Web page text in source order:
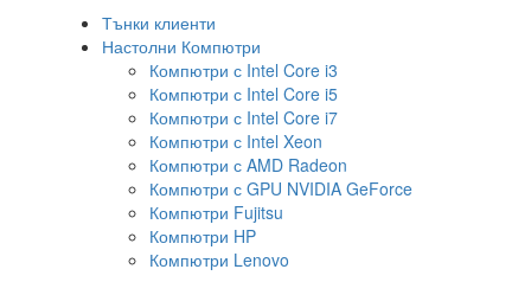
Тънки клиенти
Настолни Компютри
Компютри с Intel Core i3
Компютри с Intel Core i5
Компютри с Intel Core i7
Компютри с Intel Xeon
Компютри с AMD Radeon
Компютри с GPU NVIDIA GeForce
Компютри Fujitsu
Компютри HP
Компютри Lenovo